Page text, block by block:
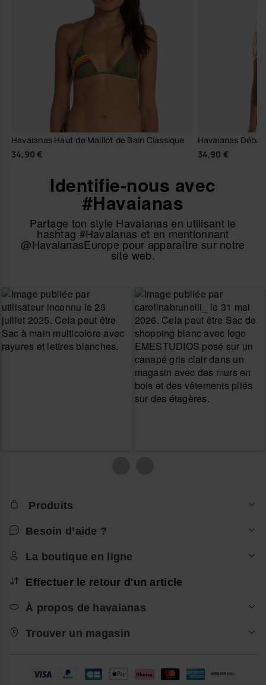
Havaianas Haut de Maillot de Bain Classique
34,90 €
Havaianas
34,90 €
Identifie-nous avec
#Havaianas
Partage ton style Havaianas en utilisant le
hashtag #Havaianas et en mentionnant
@HavaianasEurope pour apparaître sur notre
site web.
Produits
Besoin d’aide ?
La boutique en ligne
Effectuer le retour d'un article
À propos de havaianas
Trouver un magasin